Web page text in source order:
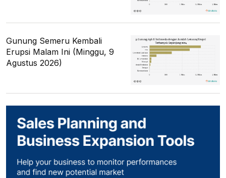
Gunung Semeru Kembali
Erupsi Malam Ini (Minggu, 9
Agustus 2026)